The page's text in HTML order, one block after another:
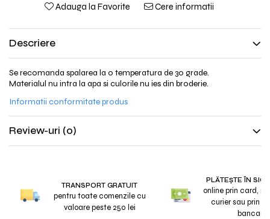
Adauga la Favorite Cere informatii
Descriere
Se recomanda spalarea la o temperatura de 30 grade.
Materialul nu intra la apa si culorile nu ies din broderie.
Informatii conformitate produs
Review-uri (0)
TRANSPORT GRATUIT
pentru toate comenzile cu
valoare peste 250 lei
PLĂTEȘTE ÎN
online prin card,
curier sau prin
bancar